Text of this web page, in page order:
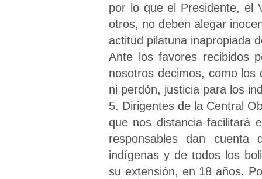
por lo que el Presidente, el
otros, no deben alegar
actitud pilatuna inapropiada
Ante los favores recibidos
nosotros decimos, como los
ni perdón, justicia para los
5. Dirigentes de la Central
que nos distancia facilitará
responsables dan
indígenas y de todos los
su extensión, en 18 años.